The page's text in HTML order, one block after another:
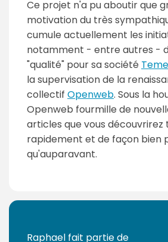
Ce projet n'a pu aboutir que
motivation du très
cumule actuellement les
notamment - entre autres -
"qualité" pour sa société
la supervisation de la
collectif Openweb. Sous la
Openweb fourmille de
articles que vous découvrirez
rapidement et de façon bien
qu'auparavant.
Raphael fait partie de